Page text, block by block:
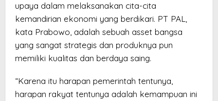
upaya dalam melaksanakan cita-cita
kemandirian ekonomi yang berdikari. PT PAL,
kata Prabowo, adalah sebuah asset bangsa
yang sangat strategis dan produknya pun
memiliki kualitas dan berdaya saing.
“Karena itu harapan pemerintah tentunya,
harapan rakyat tentunya adalah kemampuan ini